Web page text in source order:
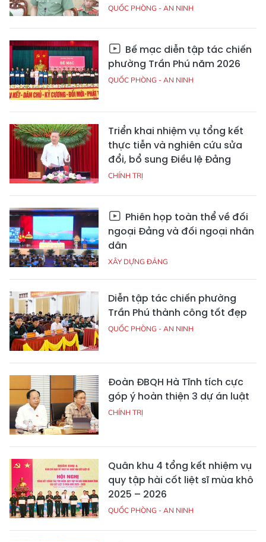
QUỐC PHÒNG - AN NINH
Bế mạc diễn tập tác chiến
phường Trần Phú năm 2026
QUỐC PHÒNG - AN NINH
Triển khai nhiệm vụ tổng kết
thực tiễn và nghiên cứu sửa
đổi, bổ sung Điều lệ Đảng
CHÍNH TRỊ
Phiên họp toàn thể về đối
ngoại Đảng và đối ngoại nhân
dân
XÂY DỰNG ĐẢNG
Diễn tập tác chiến phường
Trần Phú thành công tốt đẹp
QUỐC PHÒNG - AN NINH
Đoàn ĐBQH Hà Tĩnh tích cực
góp ý hoàn thiện 3 dự án luật
CHÍNH TRỊ
Quân khu 4 tổng kết nhiệm vụ
quy tập hài cốt liệt sĩ mùa khô
2025 – 2026
QUỐC PHÒNG - AN NINH